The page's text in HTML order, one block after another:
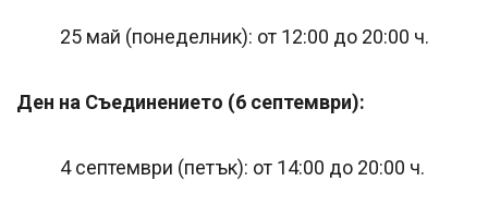
25 май (понеделник): от 12:00 до 20:00 ч.
Ден на Съединението (6 септември):
4 септември (петък): от 14:00 до 20:00 ч.